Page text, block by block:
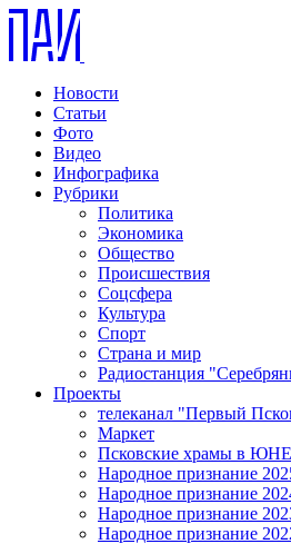
Новости
Статьи
Фото
Видео
Инфографика
Рубрики
Политика
Экономика
Общество
Происшествия
Соцсфера
Культура
Спорт
Страна и мир
Радиостанция
Проекты
телеканал "Первый
Маркет
Псковские храмы в
Народное признание
Народное признание
Народное признание
Народное признание